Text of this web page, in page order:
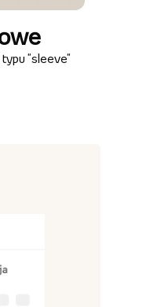
"sleeve"